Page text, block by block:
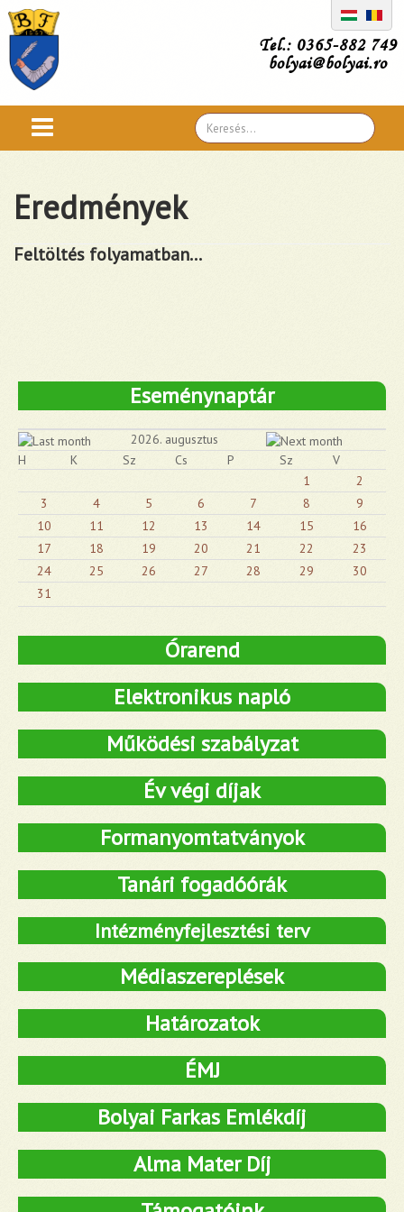
Tel.: 0365-882 749
bolyai@bolyai.ro
Search
...
Eredmények
Feltöltés folyamatban...
Eseménynaptár
2026. augusztus
H
K Sz Cs P Sz
V
1
2
3
4 5 6 7 8
9
10
11 12 13 14 15
16
17
18 19 20 21 22
23
24
25 26 27 28 29
30
31
Órarend
Elektronikus napló
Működési szabályzat
Év végi díjak
Formanyomtatványok
Tanári fogadóórák
Intézményfejlesztési terv
Médiaszereplések
Határozatok
ÉMJ
Bolyai Farkas Emlékdíj
Alma Mater Díj